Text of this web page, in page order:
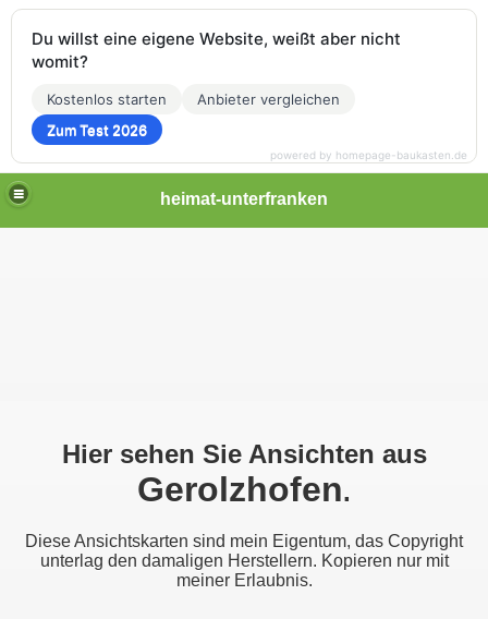
heimat-unterfranken
Hier sehen Sie Ansichten aus
Gerolzhofen.
Diese Ansichtskarten sind mein Eigentum, das Copyright
unterlag den damaligen Herstellern. Kopieren nur mit
meiner Erlaubnis.
Du willst eine eigene Website, weißt aber nicht
womit?
Kostenlos starten
Anbieter vergleichen
Zum Test 2026
powered by homepage-baukasten.de